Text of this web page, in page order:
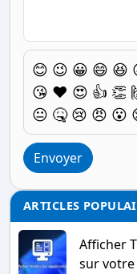
😊 😉 😀 😄 😆
😘 ❤️ 😍 👍 👏
😐 🤒 😢 😠 😮
Envoyer
ARTICLES
Afficher
sur votre